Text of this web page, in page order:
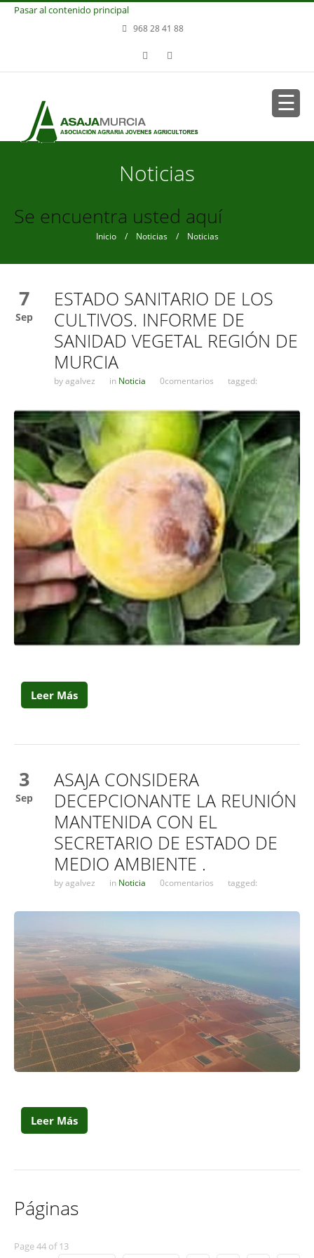
Pasar al contenido principal
968 28 41 88
Noticias
Se encuentra usted aquí
Inicio/ Noticias/ Noticias
7
Sep
ESTADO SANITARIO DE LOS
CULTIVOS. INFORME DE
SANIDAD VEGETAL REGIÓN DE
MURCIA
byagalvez in Noticia 0comentarios tagged:
Leer Más
3
Sep
ASAJA CONSIDERA
DECEPCIONANTE LA REUNIÓN
MANTENIDA CON EL
SECRETARIO DE ESTADO DE
MEDIO AMBIENTE .
byagalvez in Noticia 0comentarios tagged:
Leer Más
Páginas
Page 44 of 13